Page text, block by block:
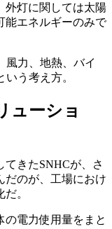
外灯に関しては太陽
能エネルギーのみで
風力、地熱、バイ
う考え方。
ューショ
きたSNHCが、さ
だのが、工場におけ
。
の電力使用量をまと